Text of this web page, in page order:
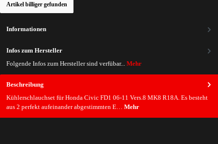
Artikel billiger gefunden
Beschreibung
Kühlerschlauchset für Honda Civic FD1 06-11 Vers.8 MK8 R18A. Es besteht
aus 2 perfekt aufeinander abgestimmten E… Mehr
Informationen
Infos zum Hersteller
Folgende Infos zum Hersteller sind verfübar... Mehr